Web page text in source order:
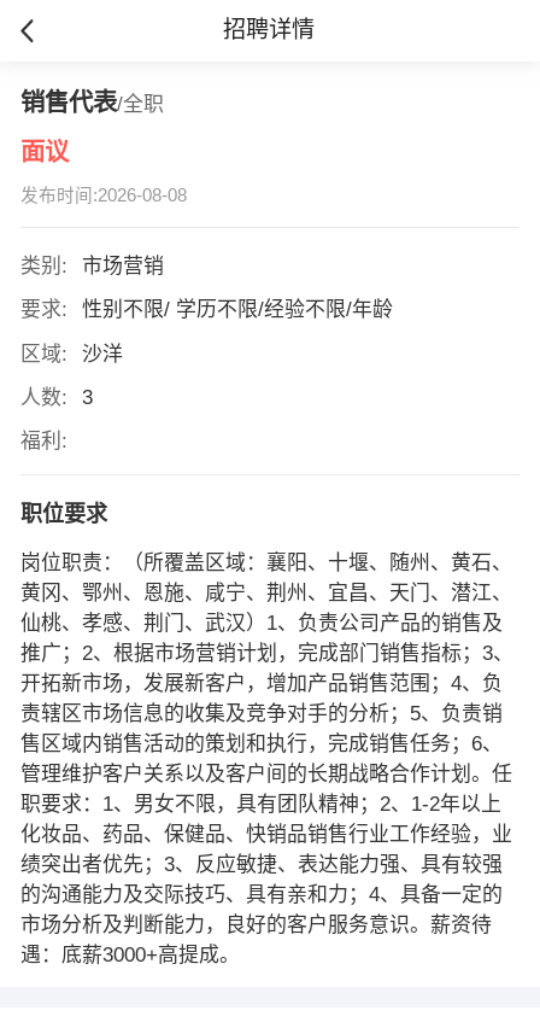
招聘详情
销售代表/全职
面议
发布时间:2026-08-08
类别:
市场营销
要求:
性别不限/ 学历不限/经验不限/年龄
区域:
沙洋
人数:
3
福利:
职位要求
岗位职责：（所覆盖区域：襄阳、十堰、随州、黄石、
黄冈、鄂州、恩施、咸宁、荆州、宜昌、天门、潜江、
仙桃、孝感、荆门、武汉）1、负责公司产品的销售及
推广；2、根据市场营销计划，完成部门销售指标；3、
开拓新市场，发展新客户，增加产品销售范围；4、负
责辖区市场信息的收集及竞争对手的分析；5、负责销
售区域内销售活动的策划和执行，完成销售任务；6、
管理维护客户关系以及客户间的长期战略合作计划。任
职要求：1、男女不限，具有团队精神；2、1-2年以上
化妆品、药品、保健品、快销品销售行业工作经验，业
绩突出者优先；3、反应敏捷、表达能力强、具有较强
的沟通能力及交际技巧、具有亲和力；4、具备一定的
市场分析及判断能力，良好的客户服务意识。薪资待
遇：底薪3000+高提成。